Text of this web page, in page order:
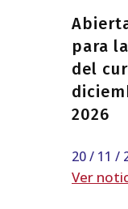
para
del
2026
20 / 11 /
Ver